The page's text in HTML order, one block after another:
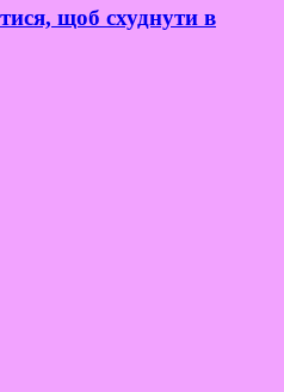
щоб схуднути в